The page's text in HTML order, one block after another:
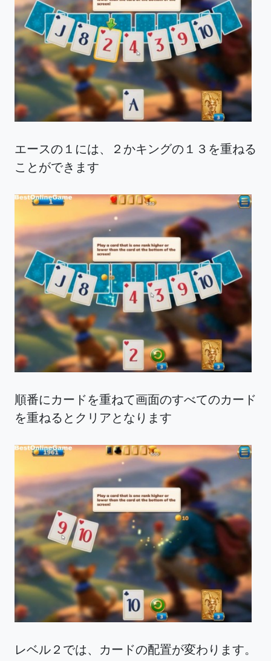
エースの１には、２かキングの１３を重ねる
ことができます
順番にカードを重ねて画面のすべてのカード
を重ねるとクリアとなります
レベル２では、カードの配置が変わります。